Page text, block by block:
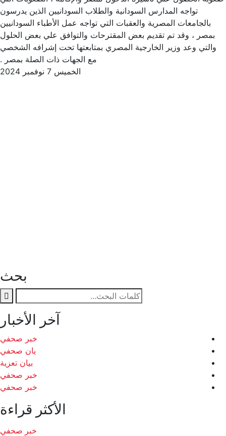
تواجه المدارس السودانية والطلاب السودانيين الذين يدرسون
بالجامعات المصرية والعقبات التي تواجه عمل الأطباء السودانيين
بمصر ، وقد تم تقديم بعض المقترحات والتوافق علي بعض الحلول
والتي وعد وزير الخارجية المصري بمتابعتها تحت إشرافه الشخصي
مع الجهات ذات الصلة بمصر .
الخميس 7 نوفمبر 2024
بحث
آخر الأخبار
خبر صحفي
يان صحفي
بيان تعزية
خبر صحفي
خبر صحفي
الأكثر قراءة
خبر صحفي